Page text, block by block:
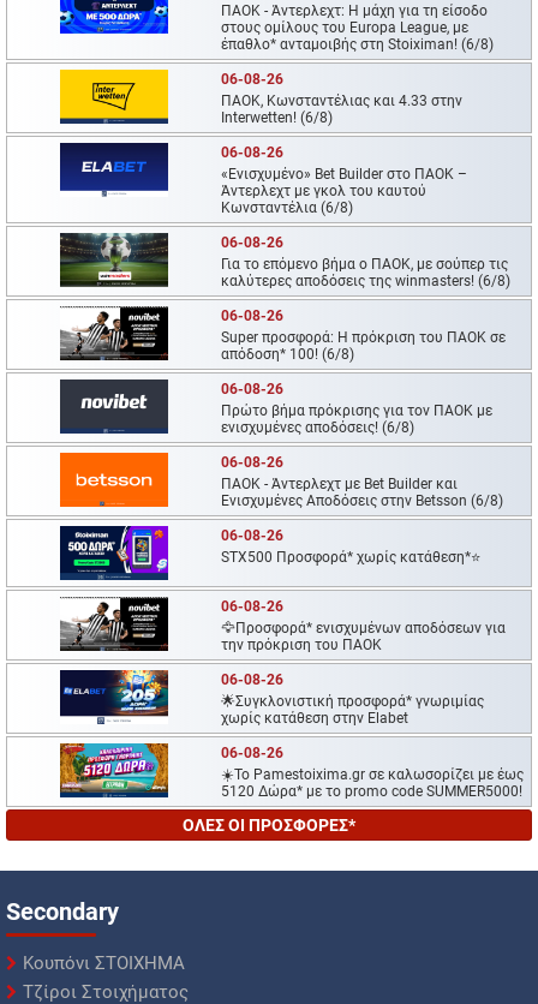
ΠΑΟΚ - Άντερλεχτ: Η μάχη για τη είσοδο
στους ομίλους του Europa League, με
έπαθλο* ανταμοιβής στη Stoiximan! (6/8)
06-08-26
ΠΑΟΚ, Κωνσταντέλιας και 4.33 στην
Interwetten! (6/8)
06-08-26
«Ενισχυμένο» Bet Builder στο ΠΑΟΚ –
Άντερλεχτ με γκολ του καυτού
Κωνσταντέλια (6/8)
06-08-26
Για το επόμενο βήμα ο ΠΑΟΚ, με σούπερ τις
καλύτερες αποδόσεις της winmasters! (6/8)
06-08-26
Super προσφορά: Η πρόκριση του ΠΑΟΚ σε
απόδοση* 100! (6/8)
06-08-26
Πρώτο βήμα πρόκρισης για τον ΠΑΟΚ με
ενισχυμένες αποδόσεις! (6/8)
06-08-26
ΠΑΟΚ - Άντερλεχτ με Bet Builder και
Ενισχυμένες Αποδόσεις στην Betsson (6/8)
06-08-26
STX500 Προσφορά* χωρίς κατάθεση*⭐
06-08-26
🦅Προσφορά* ενισχυμένων αποδόσεων για
την πρόκριση του ΠΑΟΚ
06-08-26
🌟Συγκλονιστική προσφορά* γνωριμίας
χωρίς κατάθεση στην Elabet
06-08-26
☀️To Pamestoixima.gr σε καλωσορίζει με έως
5120 Δώρα* με το promo code SUMMER5000!
ΟΛΕΣ ΟΙ ΠΡΟΣΦΟΡΕΣ*
Secondary
Κουπόνι ΣΤΟΙΧΗΜΑ
Τζίροι Στοιχήματος